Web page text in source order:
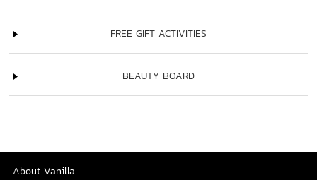
FREE GIFT ACTIVITIES
BEAUTY BOARD
About Vanilla